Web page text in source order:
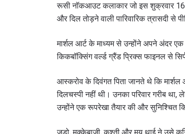
रूसी नॉकआउट कलाकार जो इस शुक्रवार
और दिल तोड़ने वाली पारिवारिक त्रासदी से
मार्शल आर्ट के माध्यम से उन्होंने अपने अंदर
किकबॉक्सिंग वर्ल्ड ग्रैंड प्रिक्स फाइनल से
आस्करोव के दिवंगत पिता जानते थे कि मार्शल
दिलचस्पी नहीं थी। उनका परिवार गरीब
उन्होंने एक रूपरेखा तैयार की और सुनिश्चित